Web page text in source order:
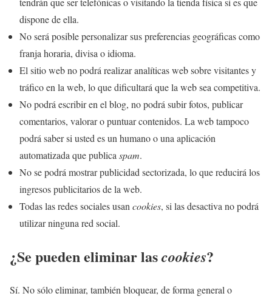
dispone de ella.
No será posible personalizar sus preferencias geográficas como
franja horaria, divisa o idioma.
El sitio web no podrá realizar analíticas web sobre visitantes y
tráfico en la web, lo que dificultará que la web sea competitiva.
No podrá escribir en el blog, no podrá subir fotos, publicar
comentarios, valorar o puntuar contenidos. La web tampoco
podrá saber si usted es un humano o una aplicación
automatizada que publica spam.
No se podrá mostrar publicidad sectorizada, lo que reducirá los
ingresos publicitarios de la web.
Todas las redes sociales usan cookies, si las desactiva no podrá
utilizar ninguna red social.
¿Se pueden eliminar lascookies?
Sí. No sólo eliminar, también bloquear, de forma general o